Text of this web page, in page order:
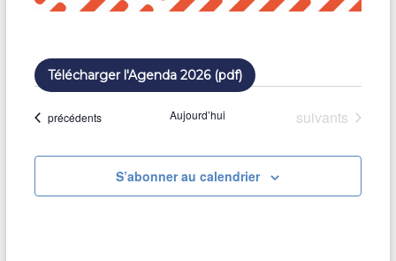
Télécharger l'Agenda 2026 (pdf)
Évènements
précédents Aujourd’hui Évènements
suivants
S’abonner au calendrier